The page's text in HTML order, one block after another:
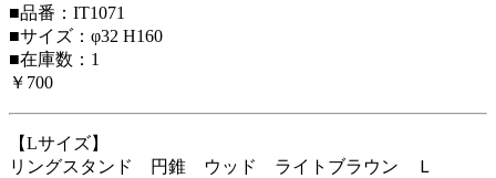
■品番：IT1071
■サイズ：φ32 H160
■在庫数：1
￥700
【Lサイズ】
リングスタンド 円錐 ウッド ライトブラウン Ｌ